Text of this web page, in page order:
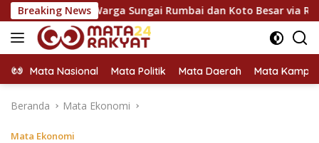
Langsung
ke
konten
Breaking News
Sungai Rumbai dan Koto Besar via Reses Fazzio
Mata Nasional Mata Politik Mata Daerah Mata
Beranda Mata Ekonomi
Mata Ekonomi